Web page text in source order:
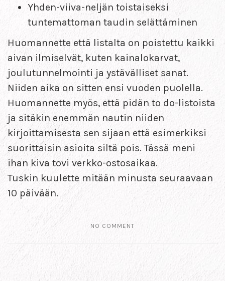
Yhden-viiva-neljän toistaiseksi
tuntemattoman taudin selättäminen
Huomannette että listalta on poistettu kaikki
aivan ilmiselvät, kuten kainalokarvat,
joulutunnelmointi ja ystävälliset sanat.
Niiden aika on sitten ensi vuoden puolella.
Huomannette myös, että pidän to do-listoista
ja sitäkin enemmän nautin niiden
kirjoittamisesta sen sijaan että esimerkiksi
suorittaisin asioita siltä pois. Tässä meni
ihan kiva tovi verkko-ostosaikaa.
Tuskin kuulette mitään minusta seuraavaan
10 päivään.
NO COMMENT